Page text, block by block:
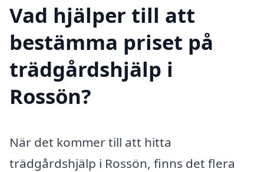
Vad hjälper till att
bestämma priset på
trädgårdshjälp i
Rossön?
När det kommer till att hitta
trädgårdshjälp i Rossön, finns det flera